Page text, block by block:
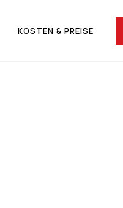
KOSTEN & PREISE